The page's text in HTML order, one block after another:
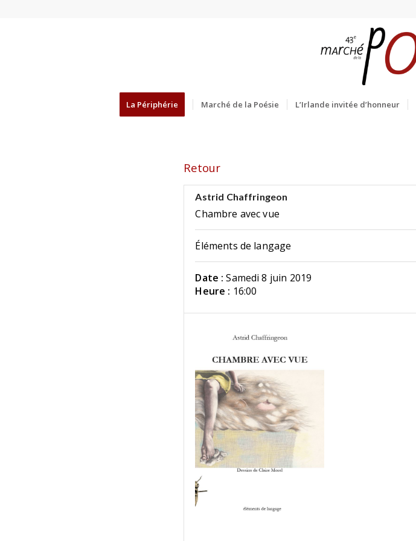
La Périphérie Marché de la Poésie L’Irlande invitée d’honneur
Retour
Astrid Chaffringeon
Chambre avec vue
Éléments de langage
Date : Samedi 8 juin 2019
Heure : 16:00